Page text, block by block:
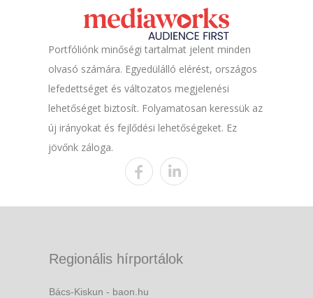
Portfóliónk minőségi tartalmat jelent minden
olvasó számára. Egyedülálló elérést, országos
lefedettséget és változatos megjelenési
lehetőséget biztosít. Folyamatosan keressük az
új irányokat és fejlődési lehetőségeket. Ez
jövőnk záloga.
Regionális hírportálok
Bács-Kiskun - baon.hu